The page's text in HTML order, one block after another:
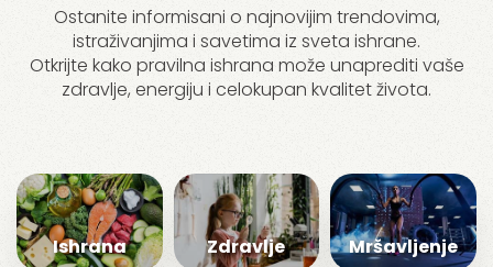
Ostanite informisani o najnovijim trendovima,
istraživanjima i savetima iz sveta ishrane.
Otkrijte kako pravilna ishrana može unaprediti vaše
zdravlje, energiju i celokupan kvalitet života.
Ishrana Zdravlje Mršavljenje